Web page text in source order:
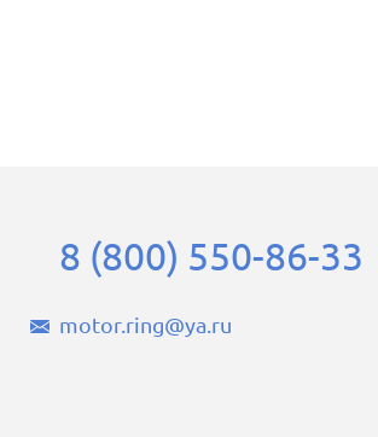
8 (800) 550-86-33
motor.ring@ya.ru